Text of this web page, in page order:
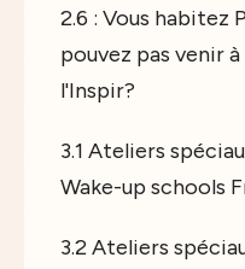
2.6 : Vous habitez
pouvez pas venir
l'Inspir?
3.1 Ateliers
Wake-up schools
3.2 Ateliers